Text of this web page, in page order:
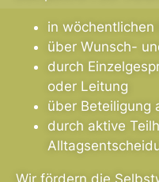
in wöchentlichen
über Wunsch-
durch
oder Leitung
über Beteiligung
durch aktive
Wir fördern die